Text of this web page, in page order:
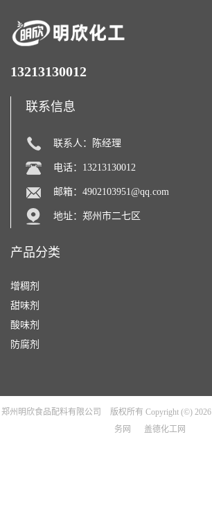
13213130012
联系信息
联系人：陈经理
电话：13213130012
邮箱： 4902103951@qq.com
地址：郑州市二七区
产品分类
增稠剂
甜味剂
酸味剂
防腐剂
郑州明欣食品配料有限公司 版权所有 Copyright (©) 2026
务网
盖德化工网